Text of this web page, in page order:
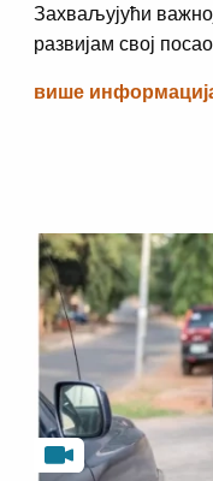
Захваљујући
развијам свој
више